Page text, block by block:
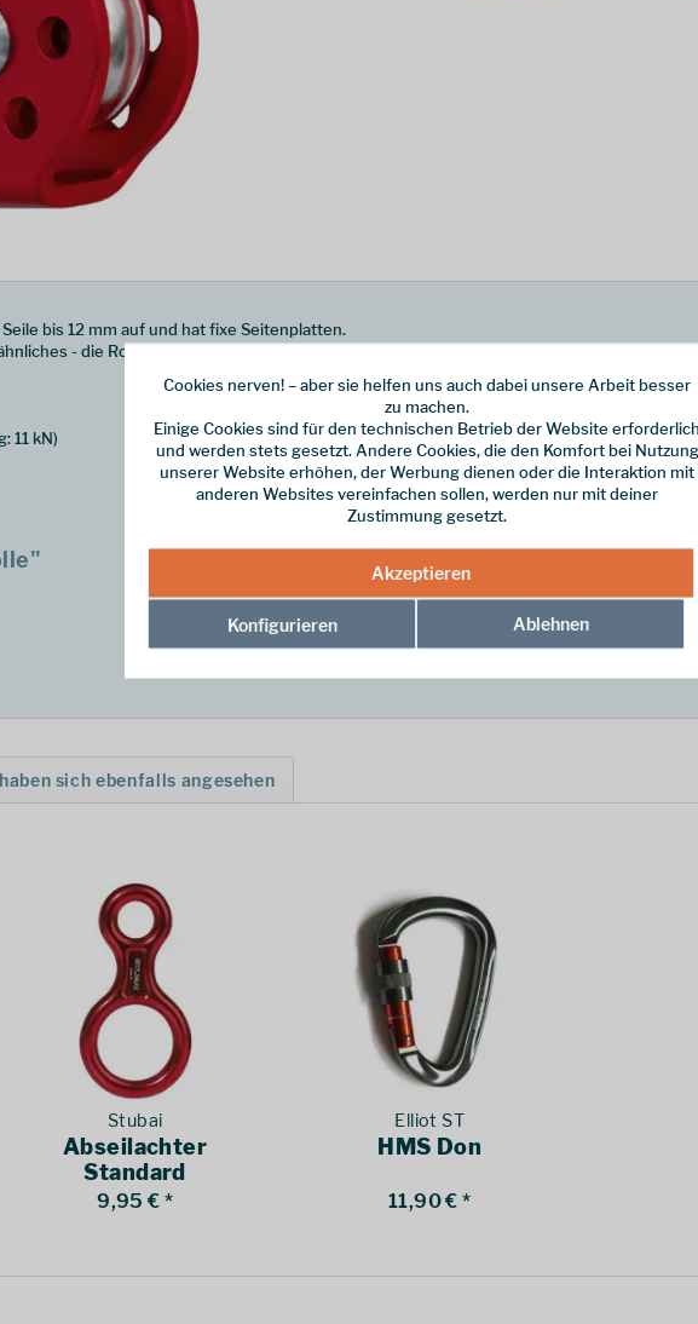
bis 12 mm auf und hat fixe Seitenplatten.
- die Rotafix Seilrolle ist kompakt und leicht.
11 kN)
sich ebenfalls angesehen
Stubai
Abseilachter
Standard
9,95 € *
Elliot ST
HMS Don
11,90 € *
Cookies nerven! – aber sie helfen uns auch dabei unsere Arbeit besser
zu machen.
Einige Cookies sind für den technischen Betrieb der Website
und werden stets gesetzt. Andere Cookies, die den Komfort bei Nutzung
unserer Website erhöhen, der Werbung dienen oder die Interaktion mit
anderen Websites vereinfachen sollen, werden nur mit deiner
Zustimmung gesetzt.
Akzeptieren
Konfigurieren Ablehnen